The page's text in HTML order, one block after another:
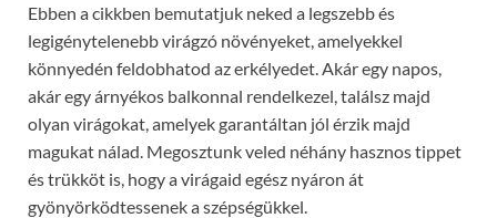
Ebben a cikkben bemutatjuk neked a legszebb és
legigénytelenebb virágzó növényeket, amelyekkel
könnyedén feldobhatod az erkélyedet. Akár egy napos,
akár egy árnyékos balkonnal rendelkezel, találsz majd
olyan virágokat, amelyek garantáltan jól érzik majd
magukat nálad. Megosztunk veled néhány hasznos tippet
és trükköt is, hogy a virágaid egész nyáron át
gyönyörködtessenek a szépségükkel.